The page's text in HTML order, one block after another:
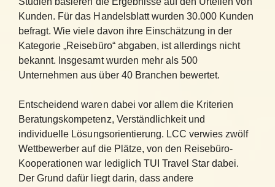
Kunden. Für das Handelsblatt wurden 30.000 Kunden
befragt. Wie viele davon ihre Einschätzung in der
Kategorie „Reisebüro“ abgaben, ist allerdings nicht
bekannt. Insgesamt wurden mehr als 500
Unternehmen aus über 40 Branchen bewertet.
Entscheidend waren dabei vor allem die Kriterien
Beratungskompetenz, Verständlichkeit und
individuelle Lösungsorientierung. LCC verwies zwölf
Wettbewerber auf die Plätze, von den Reisebüro-
Kooperationen war lediglich TUI Travel Star dabei.
Der Grund dafür liegt darin, dass andere